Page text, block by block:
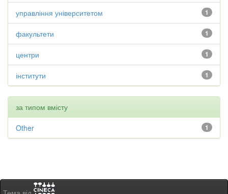
1
управління університетом
1
факультети
1
центри
1
інститути
за типом вмісту
1
Other